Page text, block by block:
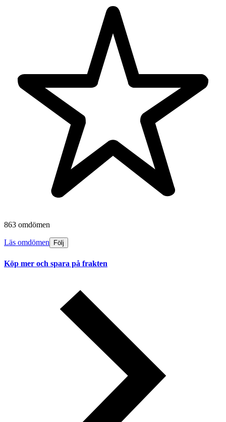
863 omdömen
Läs omdömen Följ
Köp mer och spara på frakten